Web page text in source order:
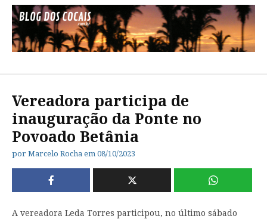
conteúdo
Vereadora participa de
inauguração da Ponte no
Povoado Betânia
por Marcelo Rocha em 08/10/2023
A vereadora Leda Torres participou, no último sábado